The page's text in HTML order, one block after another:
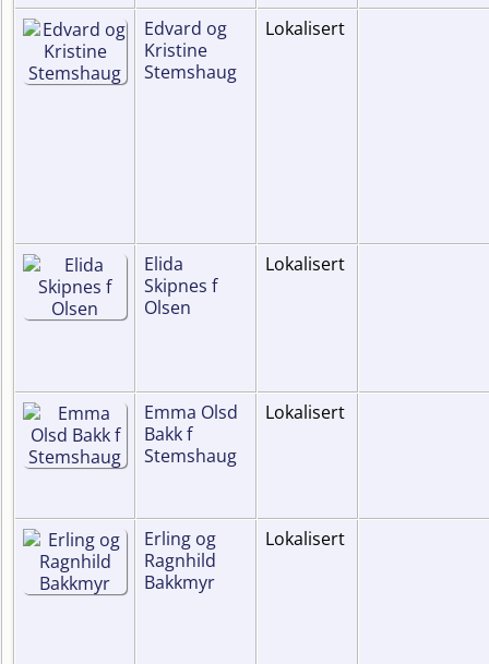
Edvard og
Kristine
Stemshaug
Lokalisert
Elida
Skipnes f
Olsen
Lokalisert
Emma Olsd
Bakk f
Stemshaug
Lokalisert
Erling og
Ragnhild
Bakkmyr
Lokalisert